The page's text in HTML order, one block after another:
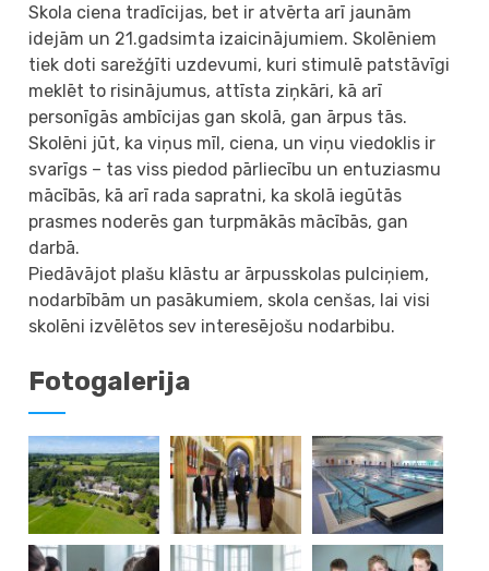
Skola ciena tradīcijas, bet ir atvērta arī jaunām
idejām un 21.gadsimta izaicinājumiem. Skolēniem
tiek doti sarežģīti uzdevumi, kuri stimulē patstāvīgi
meklēt to risinājumus, attīsta ziņkāri, kā arī
personīgās ambīcijas gan skolā, gan ārpus tās.
Skolēni jūt, ka viņus mīl, ciena, un viņu viedoklis ir
svarīgs – tas viss piedod pārliecību un entuziasmu
mācībās, kā arī rada sapratni, ka skolā iegūtās
prasmes noderēs gan turpmākās mācībās, gan
darbā.
Piedāvājot plašu klāstu ar ārpusskolas pulciņiem,
nodarbībām un pasākumiem, skola cenšas, lai visi
skolēni izvēlētos sev interesējošu nodarbibu.
Fotogalerija